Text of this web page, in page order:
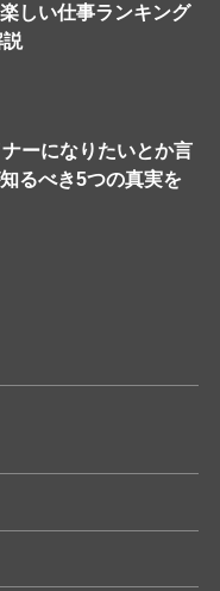
しい仕事ランキング
ーになりたいとか言
るべき5つの真実を